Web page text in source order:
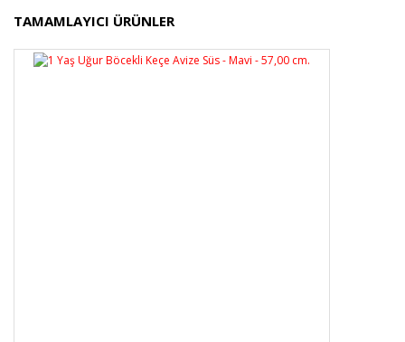
Bu ürünün fiyat bilgisi, resim, ürün açıklamalarında ve
diğer konularda yetersiz gördüğünüz noktaları öneri
formunu kullanarak tarafımıza iletebilirsiniz.
Görüş ve önerileriniz için teşekkür ederiz.
TAMAMLAYICI ÜRÜNLER